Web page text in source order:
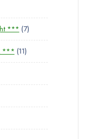
*** 77
t
r
é
*** 111
1
e
m
k